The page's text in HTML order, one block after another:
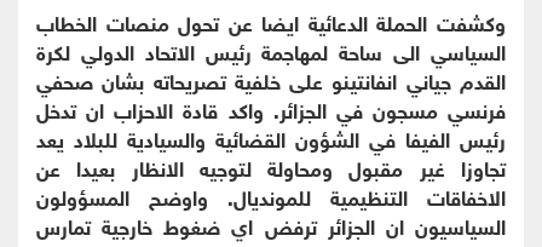
وكشفت الحملة الدعائية ايضا عن تحول منصات الخطاب
السياسي الى ساحة لمهاجمة رئيس الاتحاد الدولي لكرة
القدم جياني انفانتينو على خلفية تصريحاته بشان صحفي
فرنسي مسجون في الجزائر. واكد قادة الاحزاب ان تدخل
رئيس الفيفا في الشؤون القضائية والسيادية للبلاد يعد
تجاوزا غير مقبول ومحاولة لتوجيه الانظار بعيدا عن
الاخفاقات التنظيمية للمونديال. واوضح المسؤولون
السياسيون ان الجزائر ترفض اي ضغوط خارجية تمارس